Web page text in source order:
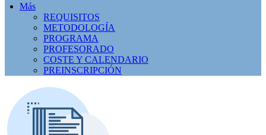
Más
REQUISITOS
METODOLOGÍA
PROGRAMA
PROFESORADO
COSTE Y CALENDARIO
PREINSCRIPCIÓN